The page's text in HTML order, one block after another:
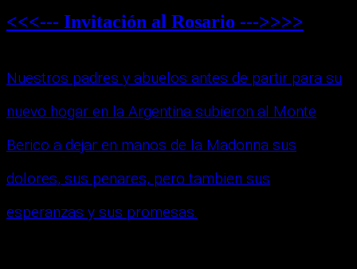
<<<--- Invitación al Rosario --->>>>
Nuestros padres y abuelos antes de partir para su
nuevo hogar en la Argentina subieron al Monte
Berico a dejar en manos de la Madonna sus
dolores, sus penares, pero tambien sus
esperanzas y sus promesas.